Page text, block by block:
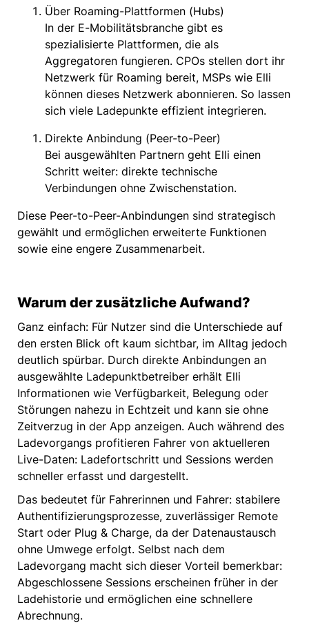
Über Roaming-Plattformen (Hubs)
In der E-Mobilitätsbranche gibt es
spezialisierte Plattformen, die als
Aggregatoren fungieren. CPOs stellen dort ihr
Netzwerk für Roaming bereit, MSPs wie Elli
können dieses Netzwerk abonnieren. So lassen
sich viele Ladepunkte effizient integrieren.
Direkte Anbindung (Peer-to-Peer)
Bei ausgewählten Partnern geht Elli einen
Schritt weiter: direkte technische
Verbindungen ohne Zwischenstation.
Diese Peer-to-Peer-Anbindungen sind strategisch
gewählt und ermöglichen erweiterte Funktionen
sowie eine engere Zusammenarbeit.
Warum der zusätzliche Aufwand?
Ganz einfach: Für Nutzer sind die Unterschiede auf
den ersten Blick oft kaum sichtbar, im Alltag jedoch
deutlich spürbar. Durch direkte Anbindungen an
ausgewählte Ladepunktbetreiber erhält Elli
Informationen wie Verfügbarkeit, Belegung oder
Störungen nahezu in Echtzeit und kann sie ohne
Zeitverzug in der App anzeigen. Auch während des
Ladevorgangs profitieren Fahrer von aktuelleren
Live-Daten: Ladefortschritt und Sessions werden
schneller erfasst und dargestellt.
Das bedeutet für Fahrerinnen und Fahrer: stabilere
Authentifizierungsprozesse, zuverlässiger Remote
Start oder Plug & Charge, da der Datenaustausch
ohne Umwege erfolgt. Selbst nach dem
Ladevorgang macht sich dieser Vorteil bemerkbar:
Abgeschlossene Sessions erscheinen früher in der
Ladehistorie und ermöglichen eine schnellere
Abrechnung.